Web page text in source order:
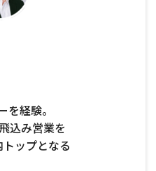
経験。
込み営業を
ップとなる